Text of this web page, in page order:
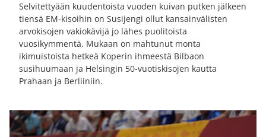
Selvitettyään kuudentoista vuoden kuivan putken jälkeen
tiensä EM-kisoihin on Susijengi ollut kansainvälisten
arvokisojen vakiokävijä jo lähes puolitoista
vuosikymmentä. Mukaan on mahtunut monta
ikimuistoista hetkeä Koperin ihmeestä Bilbaon
susihuumaan ja Helsingin 50-vuotiskisojen kautta
Prahaan ja Berliiniin.